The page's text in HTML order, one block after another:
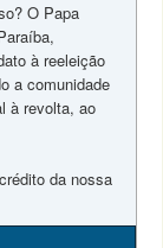
O Papa
à reeleição
a comunidade
à revolta, ao
da nossa